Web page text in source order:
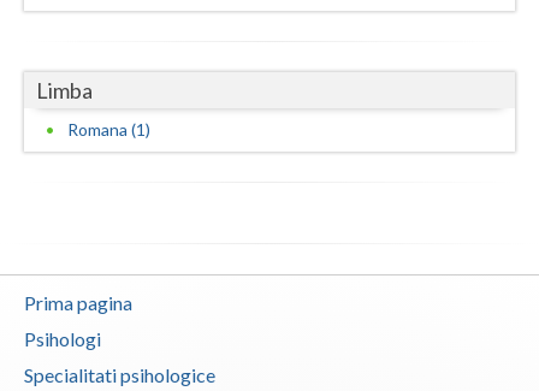
Timis
Tulcea
Valcea
Limba
Romana (1)
Prima pagina
Psihologi
Specialitati psihologice